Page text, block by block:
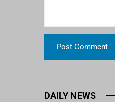
DAILY NEWS